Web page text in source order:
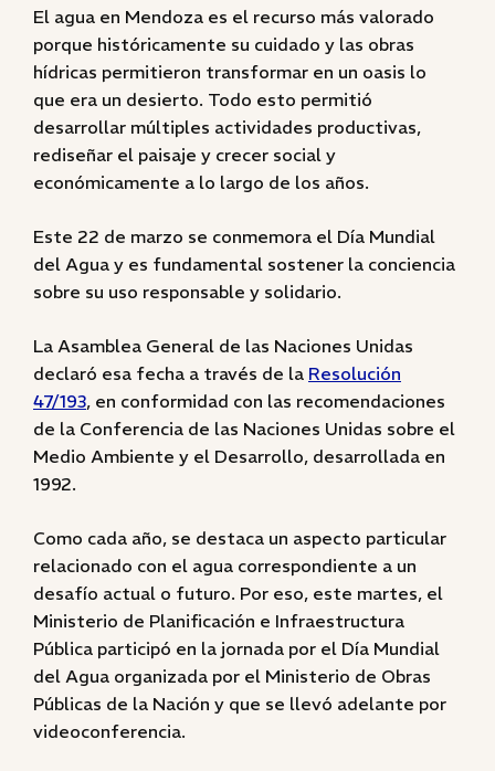
El agua en Mendoza es el recurso más valorado
porque históricamente su cuidado y las obras
hídricas permitieron transformar en un oasis lo
que era un desierto. Todo esto permitió
desarrollar múltiples actividades productivas,
rediseñar el paisaje y crecer social y
económicamente a lo largo de los años.
Este 22 de marzo se conmemora el Día Mundial
del Agua y es fundamental sostener la conciencia
sobre su uso responsable y solidario.
La Asamblea General de las Naciones Unidas
declaró esa fecha a través de la Resolución
47/193, en conformidad con las recomendaciones
de la Conferencia de las Naciones Unidas sobre el
Medio Ambiente y el Desarrollo, desarrollada en
1992.
Como cada año, se destaca un aspecto particular
relacionado con el agua correspondiente a un
desafío actual o futuro. Por eso, este martes, el
Ministerio de Planificación e Infraestructura
Pública participó en la jornada por el Día Mundial
del Agua organizada por el Ministerio de Obras
Públicas de la Nación y que se llevó adelante por
videoconferencia.